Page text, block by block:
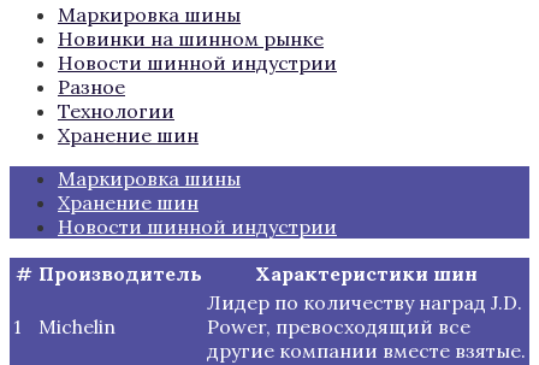
Маркировка шины
Новинки на шинном рынке
Новости шинной индустрии
Разное
Технологии
Хранение шин
Маркировка шины
Хранение шин
Новости шинной индустрии
# Производитель Характеристики шин
1 Michelin
Лидер по количеству наград J.D.
Power, превосходящий все
другие компании вместе взятые.